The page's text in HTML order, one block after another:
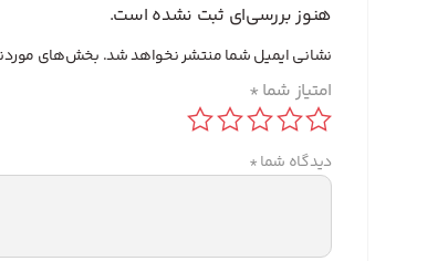
هنوز بررسی‌ای ثبت نشده است.
نشانی ایمیل شما منتشر نخواهد شد. بخش‌های
امتیاز شما *
دیدگاه شما*